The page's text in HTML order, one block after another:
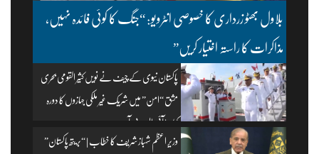
بلاول بھٹو زرداری کا خصوصی انٹرویو: “جنگ کا کوئی فائدہ نہیں،
مذاکرات کا راستہ اختیار کریں”
پاکستان نیوی کے چیف نے نویں کثیر القومی بحری
مشق “امن” میں شریک غیر ملکی جہازوں کا دورہ
کیا۔ | آئی ایس پی آر
وزیرِ اعظم شہباز شریف کا خطاب | “بریتھ پاکستان”